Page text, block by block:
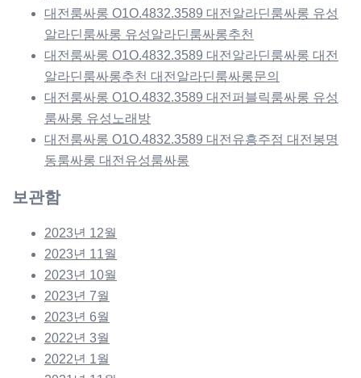
대전룸싸롱 O1O.4832.3589 대전알라딘룸싸롱 유성
알라딘룸싸롱 유성알라딘룸싸롱추천
대전룸싸롱 O1O.4832.3589 대전알라딘룸싸롱 대전
알라딘룸싸롱추천 대전알라딘룸싸롱문의
대전룸싸롱 O1O.4832.3589 대전퍼블릭룸싸롱 유성
룸싸롱 유성노래방
대전룸싸롱 O1O.4832.3589 대전유흥주점 대전봉명
동룸싸롱 대전유성룸싸롱
보관함
2023년 12월
2023년 11월
2023년 10월
2023년 7월
2023년 6월
2022년 3월
2022년 1월